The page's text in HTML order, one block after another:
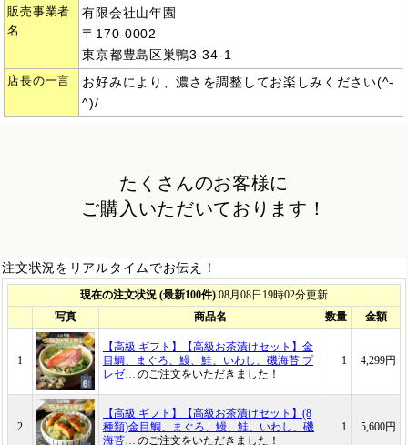
販売事業者
名
有限会社山年園
〒170-0002
東京都豊島区巣鴨3-34-1
店長の一言
お好みにより、濃さを調整してお楽しみください(^-
^)/
たくさんのお客様に
ご購入いただいております！
注文状況をリアルタイムでお伝え！